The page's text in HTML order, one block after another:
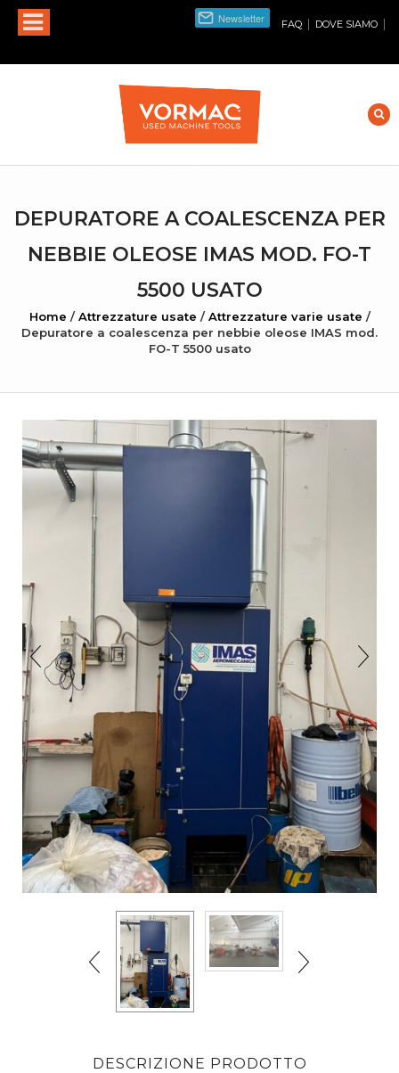
FAQ | DOVE SIAMO |
DEPURATORE A COALESCENZA PER
NEBBIE OLEOSE IMAS MOD. FO-T
5500 USATO
Home / Attrezzature usate / Attrezzature varie usate /
Depuratore a coalescenza per nebbie oleose IMAS mod.
FO-T 5500 usato
DESCRIZIONE PRODOTTO